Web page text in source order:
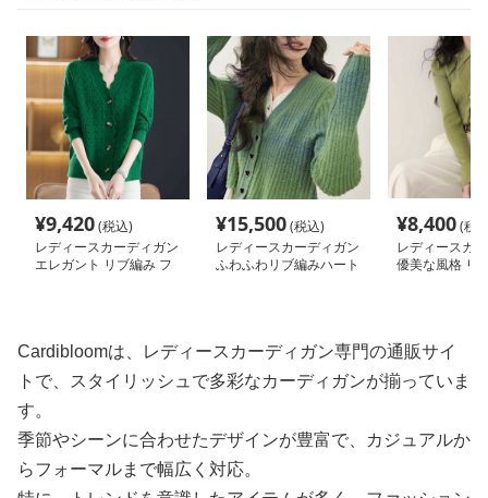
¥9,420(税込)
レディースカーディガン
エレガント リブ編み フ
¥15,500(税込)
レディースカーディガン
ふわふわリブ編みハート
¥8,400(税
レディースカ
優美な風格 リ
Cardibloomは、レディースカーディガン専門の通販サイ
トで、スタイリッシュで多彩なカーディガンが揃っていま
す。
季節やシーンに合わせたデザインが豊富で、カジュアルか
らフォーマルまで幅広く対応。